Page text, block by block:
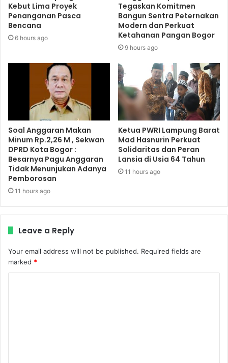
Kebut Lima Proyek
Penanganan Pasca
Bencana
6 hours ago
Tegaskan Komitmen
Bangun Sentra Peternakan
Modern dan Perkuat
Ketahanan Pangan Bogor
9 hours ago
Soal Anggaran Makan
Minum Rp.2,26 M , Sekwan
DPRD Kota Bogor :
Besarnya Pagu Anggaran
Tidak Menunjukan Adanya
Pemborosan
11 hours ago
Ketua PWRI Lampung Barat
Mad Hasnurin Perkuat
Solidaritas dan Peran
Lansia di Usia 64 Tahun
11 hours ago
Leave a Reply
Your email address will not be published. Required fields are
marked *